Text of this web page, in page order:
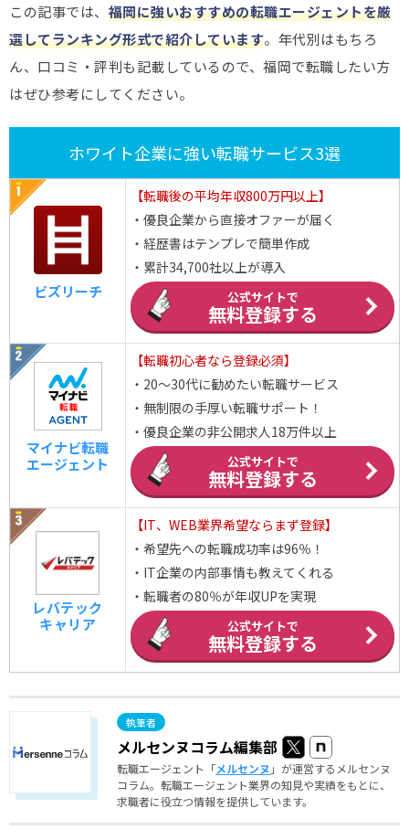
この記事では、 福岡に強いおすすめの転職エージェントを厳
選してランキング形式で紹介しています。年代別はもちろ
ん、口コミ・評判も記載しているので、福岡で転職したい方
はぜひ参考にしてください。
ホワイト企業に強い転職サービス3選
ビズリーチ
【転職後の平均年収800万円以上】
・優良企業から直接オファーが届く
・経歴書はテンプレで簡単作成
・累計34,700社以上が導入
公式サイトで
無料登録する
マイナビ転職
エージェント
【転職初心者なら登録必須】
・20～30代に勧めたい転職サービス
・無制限の手厚い転職サポート！
・優良企業の非公開求人18万件以上
公式サイトで
無料登録する
レバテック
キャリア
【IT、WEB業界希望ならまず登録】
・希望先への転職成功率は96％！
・IT企業の内部事情も教えてくれる
・転職者の80％が年収UPを実現
公式サイトで
無料登録する
メルセンヌコラム編集部
転職エージェント「メルセンヌ 」が運営するメルセンヌ
コラム。転職エージェント業界の知見や実績をもとに、
求職者に役立つ情報を提供しています。